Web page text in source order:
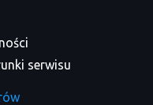
serwisu